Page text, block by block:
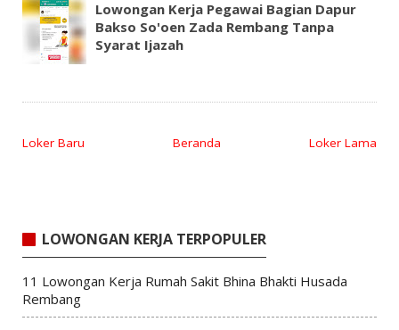
Lowongan Kerja Pegawai Bagian Dapur
Bakso So'oen Zada Rembang Tanpa
Syarat Ijazah
Loker Baru Loker Lama
Beranda
LOWONGAN KERJA TERPOPULER
11 Lowongan Kerja Rumah Sakit Bhina Bhakti Husada
Rembang